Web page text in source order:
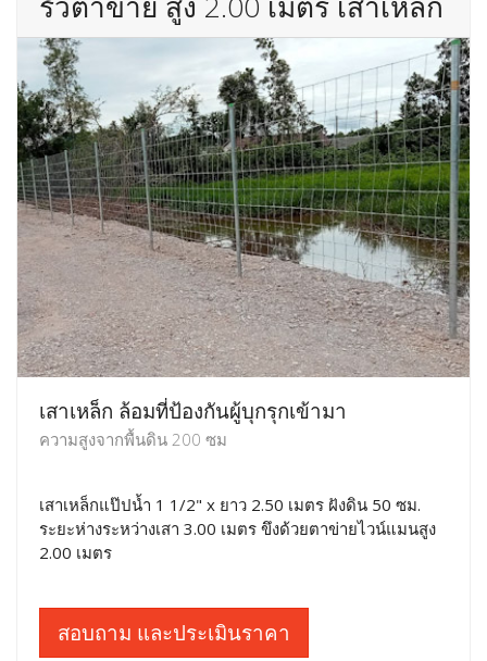
เสาเหล็ก ล้อมที่ป้องกันผู้บุกรุกเข้ามา
ความสูงจากพื้นดิน 200 ซม
เสาเหล็กแป๊ปน้ำ 1 1/2" x ยาว 2.50 เมตร ฝังดิน 50 ซม.
ระยะห่างระหว่างเสา 3.00 เมตร ขึงด้วยตาข่ายไวน์แมนสูง
2.00 เมตร
สอบถาม และประเมินราคา